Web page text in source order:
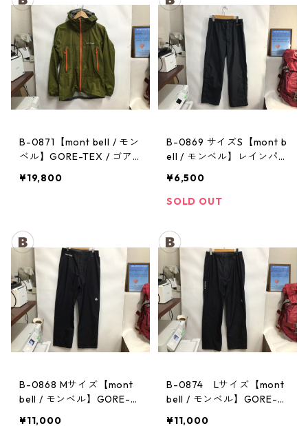
B-0871【mont bell / モン
ベル】GORE-TEX / ゴア
ト：ストームクルーザー
¥19,800
B-0869 サイズS【mont b
ell / モンベル】レインパン
ズ
¥6,500
SOLD OUT
B-0868 Mサイズ【mont
bell / モンベル】GORE-T
¥11,000
B-0874 Lサイズ【mont
bell / モンベル】GORE-T
¥11,000